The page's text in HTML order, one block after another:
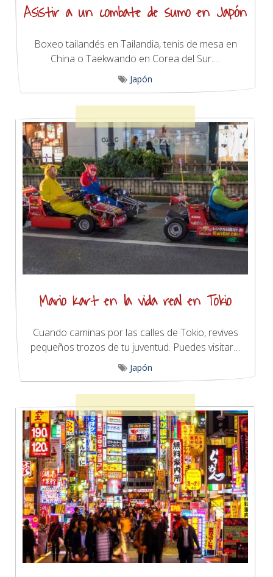
Asistir a un combate de sumo en Japón
Boxeo tailandés en Tailandia, tenis de mesa en
China o Taekwando en Corea del Sur….
Japón
Mario Kart en la vida real en Tokio
Cuando caminas por las calles de Tokio, revives
pequeños trozos de tu juventud. Puedes visitar…
Japón